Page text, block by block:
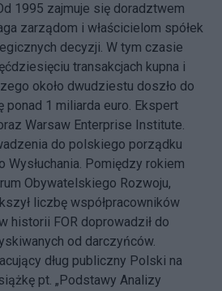
1995 zajmuje się doradztwem
zarządom i właścicielom spółek
decyzji. W tym czasie
transakcjach kupna i
około dwudziestu doszło do
ponad 1 miliarda euro. Ekspert
Warsaw Enterprise Institute.
do polskiego porządku
Wysłuchania. Pomiędzy rokiem
Obywatelskiego Rozwoju,
liczbę współpracowników
historii FOR doprowadził do
od darczyńców.
dług publiczny Polski na
pt. „Podstawy Analizy